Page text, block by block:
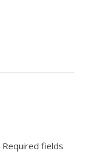
Required fields